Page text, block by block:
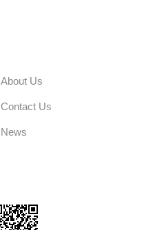
About Us
Contact Us
News